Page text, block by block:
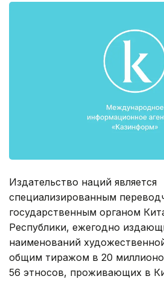
Издательство наций является
специализированным
государственным органом
Республики, ежегодно
наименований
общим тиражом в 20
56 этносов, проживающих в